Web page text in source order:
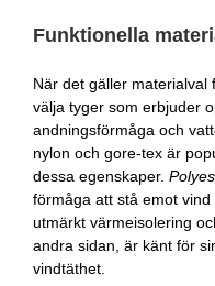
Funktionella
När det gäller materialval
välja tyger som erbjuder
andningsförmåga och
nylon och gore-tex är
dessa egenskaper.
förmåga att stå emot
utmärkt värmeisolering
andra sidan, är känt för
vindtäthet.